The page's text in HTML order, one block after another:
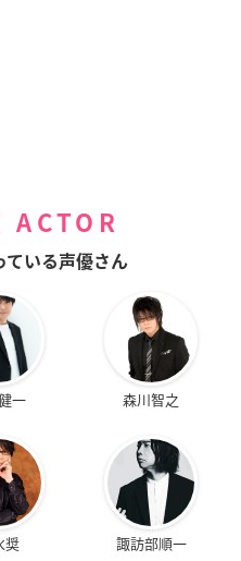
ACTOR
ている声優さん
一 森川智之
奨 諏訪部順一